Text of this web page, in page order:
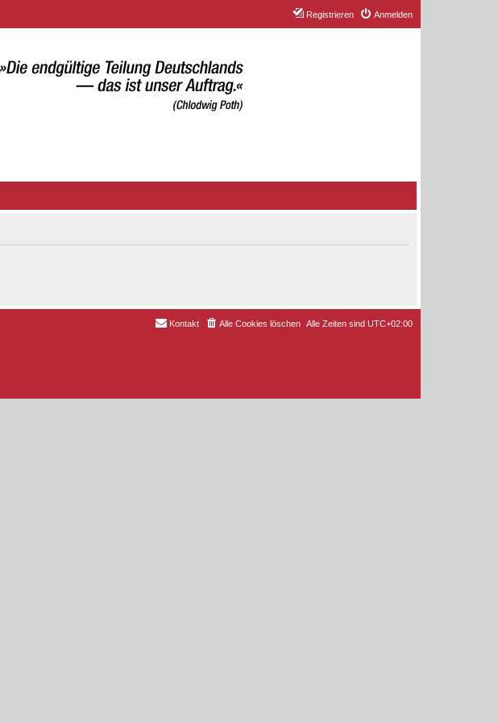
Anmelden
Registrieren
Alle Zeiten sind UTC+02:00
Alle Cookies löschen
Kontakt